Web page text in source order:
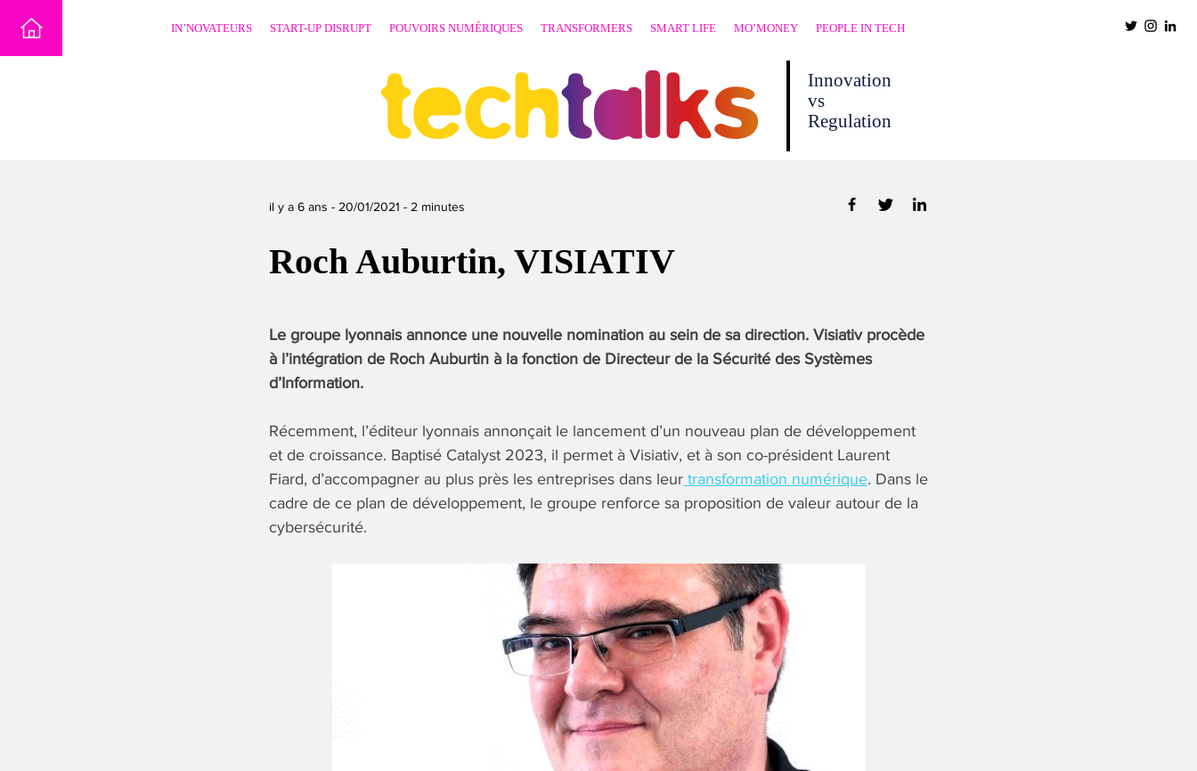
IN’NOVATEURS START-UP DISRUPT POUVOIRS NUMÉRIQUES TRANSFORMERS SMART LIFE MO’MONEY PEOPLE IN TECH
techtalks
Innovation
vs
Regulation
il y a 6 ans - 20/01/2021 - 2 minutes
Roch Auburtin, VISIATIV
Le groupe lyonnais annonce une nouvelle nomination au sein de sa direction. Visiativ procède
à l’intégration de Roch Auburtin à la fonction de Directeur de la Sécurité des Systèmes
d’Information.
Récemment, l’éditeur lyonnais annonçait le lancement d’un nouveau plan de développement
et de croissance. Baptisé Catalyst 2023, il permet à Visiativ, et à son co-président Laurent
Fiard, d’accompagner au plus près les entreprises dans leur transformation numérique. Dans le
cadre de ce plan de développement, le groupe renforce sa proposition de valeur autour de la
cybersécurité.